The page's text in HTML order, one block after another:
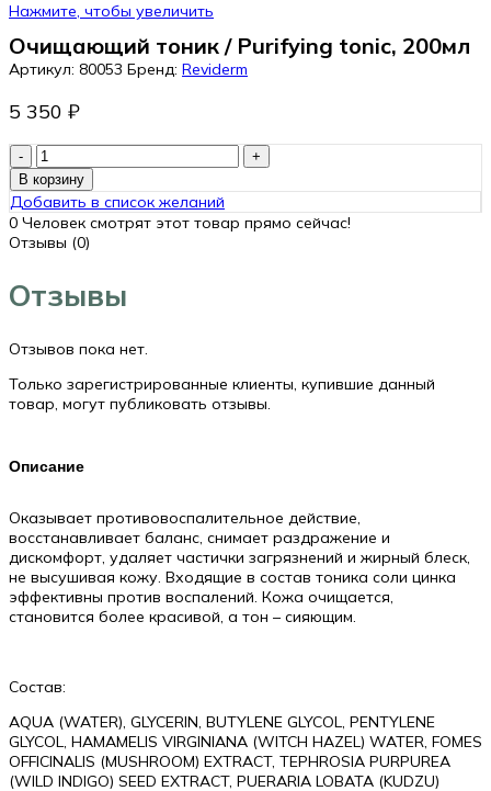
Нажмите, чтобы увеличить
Очищающий тоник / Purifying tonic, 200мл
Артикул: 80053 Бренд: Reviderm
5 350 ₽
Количество
товара
Очищающий
тоник
/
Purifying
200мл
В корзину
Добавить в список желаний
0 Человек смотрят этот товар прямо сейчас!
Отзывы (0)
Отзывы
Отзывов пока нет.
Только зарегистрированные клиенты, купившие данный
товар, могут публиковать отзывы.
Описание
Оказывает противовоспалительное действие,
восстанавливает баланс, снимает раздражение и
дискомфорт, удаляет частички загрязнений и жирный блеск,
не высушивая кожу. Входящие в состав тоника соли цинка
эффективны против воспалений. Кожа очищается,
становится более красивой, а тон – сияющим.
Состав:
AQUA (WATER), GLYCERIN, BUTYLENE GLYCOL, PENTYLENE
GLYCOL, HAMAMELIS VIRGINIANA (WITCH HAZEL) WATER, FOMES
OFFICINALIS (MUSHROOM) EXTRACT, TEPHROSIA PURPUREA
(WILD INDIGO) SEED EXTRACT, PUERARIA LOBATA (KUDZU)